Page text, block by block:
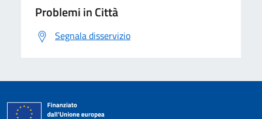
Problemi in Città
Segnala disservizio